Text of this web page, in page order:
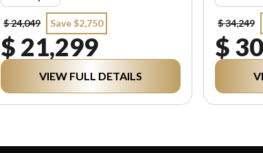
$ 24,049 Save $2,750
$ 21,299
VIEW FULL DETAILS
$ 34,249
$